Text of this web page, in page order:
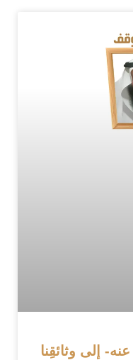
إلى وثائقِنا